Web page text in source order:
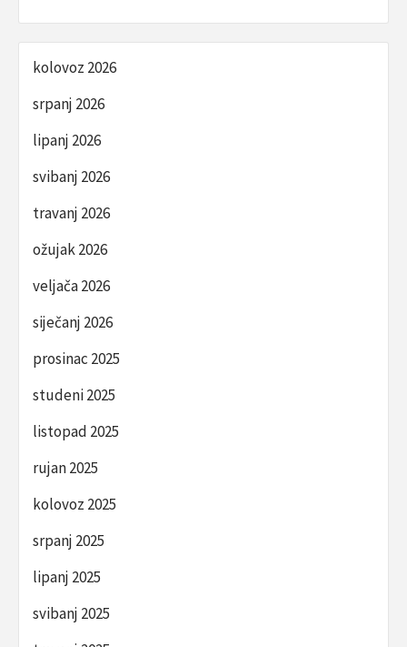
kolovoz 2026
srpanj 2026
lipanj 2026
svibanj 2026
travanj 2026
ožujak 2026
veljača 2026
siječanj 2026
prosinac 2025
studeni 2025
listopad 2025
rujan 2025
kolovoz 2025
srpanj 2025
lipanj 2025
svibanj 2025